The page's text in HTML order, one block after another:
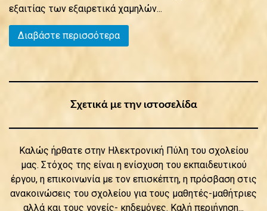
εξαιτίας των εξαιρετικά χαμηλών...
Διαβάστε περισσότερα
Σχετικά με την ιστοσελίδα
Καλώς ήρθατε στην Ηλεκτρονική Πύλη του σχολείου
μας. Στόχος της είναι η ενίσχυση του εκπαιδευτικού
έργου, η επικοινωνία με τον επισκέπτη, η πρόσβαση στις
ανακοινώσεις του σχολείου για τους μαθητές-μαθήτριες
αλλά και τους γονείς- κηδεμόνες. Καλή περιήγηση...